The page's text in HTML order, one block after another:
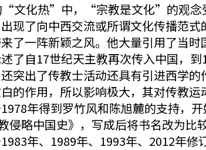
“文化热”中，“宗教是文化”的观念
了向中西交流或所谓文化传播范式
了一阵新颖之风。他大量引用了当
了自17世纪天主教再次传入中国，
突出了传教士活动还具有引进西学的
的作用，所以影响极大，其对传教
年得到罗竹风和陈旭麓的支持，
略中国史》，写成后将书名改为比
年、1989年、1993年、2012年修